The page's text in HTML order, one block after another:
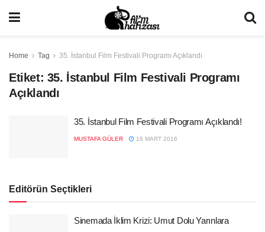
Home Tag 35. İstanbul Film Festivali Programı Açıklandı
Etiket: 35. İstanbul Film Festivali Programı
Açıklandı
35. İstanbul Film Festivali Programı Açıklandı!
MUSTAFA GÜLER 16 MART 2016
Editörün Seçtikleri
Sinemada İklim Krizi: Umut Dolu Yarınlara